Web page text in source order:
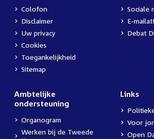
Colofon
Disclaimer
Uw privacy
Cookies
Toegankelijkheid
Sitemap
Sociale
E-
Debat
Ambtelijke
ondersteuning
Organogram
Werken bij de Tweede
Links
Voor
Open